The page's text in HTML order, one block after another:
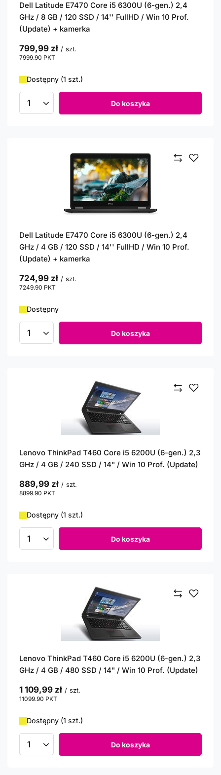
Dell Latitude E7470 Core i5 6300U (6-gen.) 2,4
GHz / 8 GB / 120 SSD / 14'' FullHD / Win 10 Prof.
(Update) + kamerka
799,99 zł / szt.
7999.90 PKT
Dostępny (1 szt.)
Ilość produktów Do koszyka
Dell Latitude E7470 Core i5 6300U (6-gen.) 2,4
GHz / 4 GB / 120 SSD / 14'' FullHD / Win 10 Prof.
(Update) + kamerka
724,99 zł / szt.
7249.90 PKT
Dostępny
Ilość produktów Do koszyka
Lenovo ThinkPad T460 Core i5 6200U (6-gen.) 2,3
GHz / 4 GB / 240 SSD / 14" / Win 10 Prof. (Update)
889,99 zł / szt.
8899.90 PKT
Dostępny (1 szt.)
Ilość produktów Do koszyka
Lenovo ThinkPad T460 Core i5 6200U (6-gen.) 2,3
GHz / 4 GB / 480 SSD / 14" / Win 10 Prof. (Update)
1 109,99 zł / szt.
11099.90 PKT
Dostępny (1 szt.)
Ilość produktów Do koszyka